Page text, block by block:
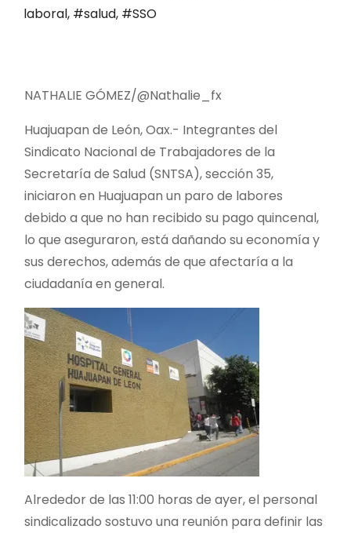
laboral, #salud, #SSO
NATHALIE GÓMEZ/@Nathalie_fx
Huajuapan de León, Oax.- Integrantes del
Sindicato Nacional de Trabajadores de la
Secretaría de Salud (SNTSA), sección 35,
iniciaron en Huajuapan un paro de labores
debido a que no han recibido su pago quincenal,
lo que aseguraron, está dañando su economía y
sus derechos, además de que afectaría a la
ciudadanía en general.
Alrededor de las 11:00 horas de ayer, el personal
sindicalizado sostuvo una reunión para definir las